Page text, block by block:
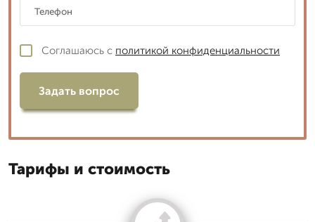
Соглашаюсь с политикой конфиденциальности
Задать вопрос
Тарифы и стоимость